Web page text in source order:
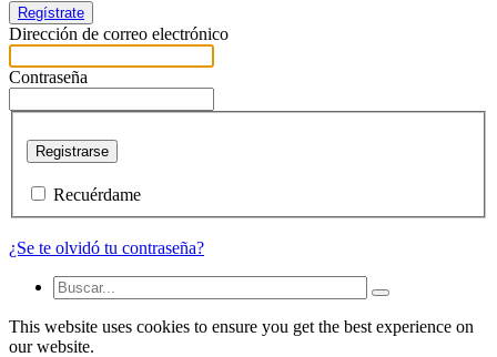
Regístrate
Dirección de correo electrónico
Contraseña
Registrarse
Recuérdame
¿Se te olvidó tu contraseña?
This website uses cookies to ensure you get the best experience on
our website.